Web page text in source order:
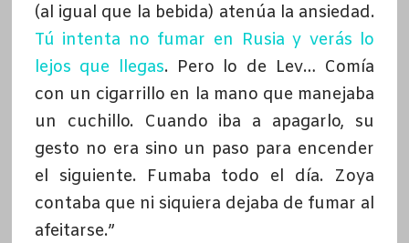
(al igual que la bebida) atenúa la ansiedad.
Tú intenta no fumar en Rusia y verás lo
lejos que llegas. Pero lo de Lev… Comía
con un cigarrillo en la mano que manejaba
un cuchillo. Cuando iba a apagarlo, su
gesto no era sino un paso para encender
el siguiente. Fumaba todo el día. Zoya
contaba que ni siquiera dejaba de fumar al
afeitarse.”